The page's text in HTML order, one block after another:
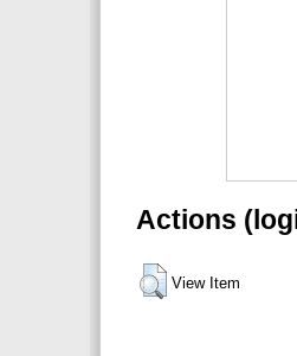
Actions
View Item